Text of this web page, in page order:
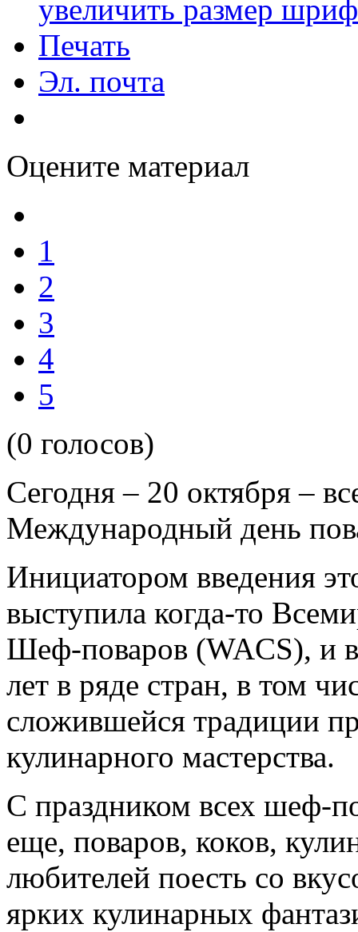
увеличить размер
Печать
Эл. почта
Оцените материал
1
2
3
4
5
(0 голосов)
Сегодня – 20 октября –
Международный день
Инициатором введения
выступила когда-то
Шеф-поваров (WACS), и
лет в ряде стран, в том
сложившейся традиции
кулинарного мастерства.
С праздником всех шеф-
еще, поваров, коков,
любителей поесть со
ярких кулинарных